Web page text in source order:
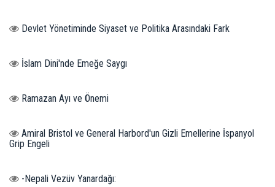
Devlet Yönetiminde Siyaset ve Politika Arasındaki Fark
İslam Dini'nde Emeğe Saygı
Ramazan Ayı ve Önemi
Amiral Bristol ve General Harbord'un Gizli Emellerine İspanyol
Grip Engeli
-Nepali Vezüv Yanardağı: